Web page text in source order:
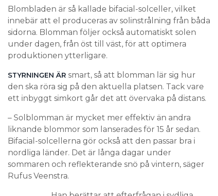
under dagen, från öst till väst, för att optimera
produktionen ytterligare.
STYRNINGEN ÄRsmart, så att blomman lär sig hur
den ska röra sig på den aktuella platsen. Tack vare
ett inbyggt simkort går det att övervaka på distans.
– Solblomman är mycket mer effektiv än andra
liknande blommor som lanserades för 15 år sedan.
Bifacial-solcellerna gör också att den passar bra i
nordliga länder. Det är långa dagar under
sommaren och reflekterande snö på vintern, säger
Rufus Veenstra.
Rufus
Han berättar att efterfrågan i sydliga
länder har varit stor sedan pandemin. I
dag finns många solblommor i Italien,
Spanien, Portugal, på Balkan, i Karibien